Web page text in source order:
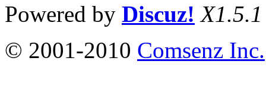
Powered by Discuz! X1.5.1
© 2001-2010 Comsenz Inc.